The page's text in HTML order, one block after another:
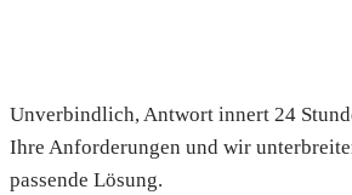
Unverbindlich, Antwort innert 24
Ihre Anforderungen und wir
passende Lösung.